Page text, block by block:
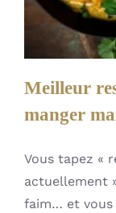
Meilleur
manger
Vous tapez «
actuellement
faim… et vous